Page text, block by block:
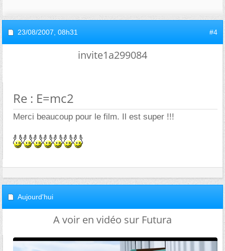
23/08/2007, 08h31 #4
invite1a299084
Re : E=mc2
Merci beaucoup pour le film. Il est super !!!
Aujourd'hui
A voir en vidéo sur Futura